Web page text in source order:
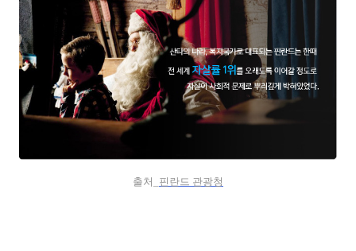
출처_ 핀란드 관광청